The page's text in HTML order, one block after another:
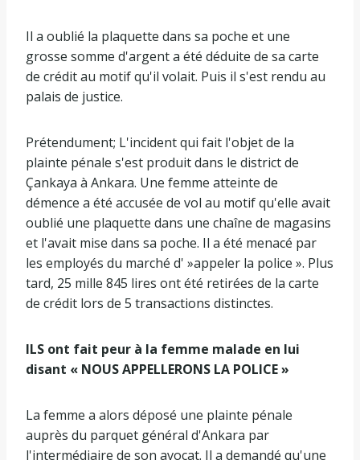
Il a oublié la plaquette dans sa poche et une
grosse somme d'argent a été déduite de sa carte
de crédit au motif qu'il volait. Puis il s'est rendu au
palais de justice.
Prétendument; L'incident qui fait l'objet de la
plainte pénale s'est produit dans le district de
Çankaya à Ankara. Une femme atteinte de
démence a été accusée de vol au motif qu'elle avait
oublié une plaquette dans une chaîne de magasins
et l'avait mise dans sa poche. Il a été menacé par
les employés du marché d' »appeler la police ». Plus
tard, 25 mille 845 lires ont été retirées de la carte
de crédit lors de 5 transactions distinctes.
ILS ont fait peur à la femme malade en lui
disant « NOUS APPELLERONS LA POLICE »
La femme a alors déposé une plainte pénale
auprès du parquet général d'Ankara par
l'intermédiaire de son avocat. Il a demandé qu'une